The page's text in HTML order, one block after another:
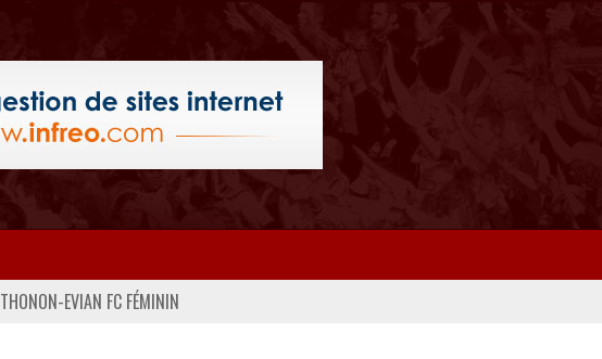
THONON-EVIAN FC FÉMININ